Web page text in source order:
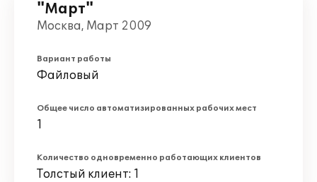
"Март"
Москва, Март 2009
Вариант работы
Файловый
Общее число автоматизированных рабочих мест
1
Количество одновременно работающих клиентов
Толстый клиент: 1